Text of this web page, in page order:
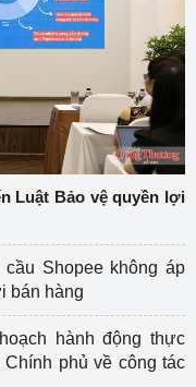
Luật Bảo vệ quyền lợi
Shopee không áp
bán hàng
hành động thực
phủ về công tác